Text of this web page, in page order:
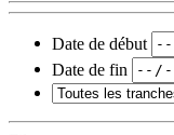
Date de début
Date de fin